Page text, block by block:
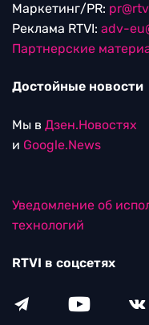
Маркетинг/PR:
Реклама RTVI: adv-
Партнерские
Достойные новости
Мы в Дзен.Новостях
и Google.News
Уведомление об
технологий
RTVI в соцсетях